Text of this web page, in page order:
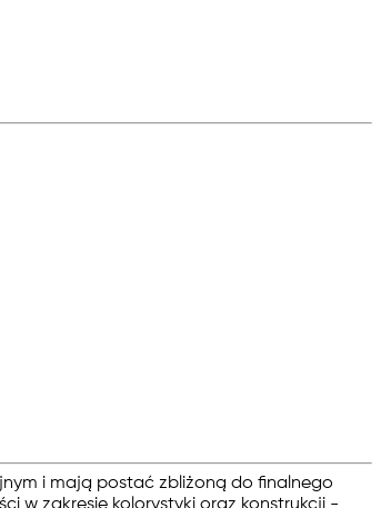
i mają postać zbliżoną do finalnego
w zakresie kolorystyki oraz konstrukcji -